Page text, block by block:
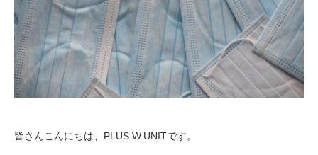
皆さんこんにちは、PLUS W.UNITです。